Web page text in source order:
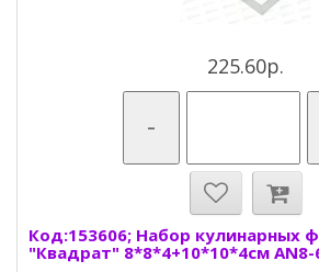
225.60р.
-
Код:153606; Набор кулинарных
"Квадрат" 8*8*4+10*10*4см AN8-